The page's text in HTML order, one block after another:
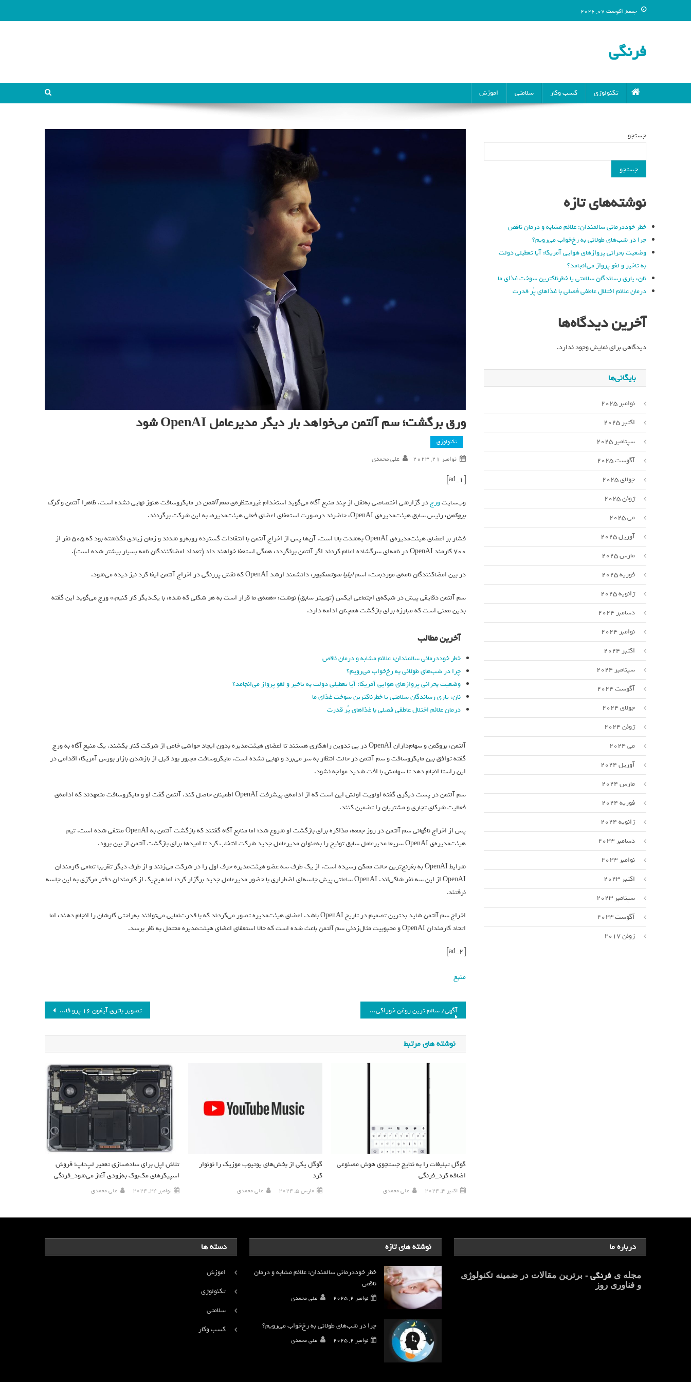
جمعه, آگوست 07, 2026
فرنگی
تکنولوژی کسب وکار سلامتی اموزش
ورق برگشت؛ سم آلتمن می‌خواهد بار دیگر مدیرعامل OpenAI شود
تکنولوژی
نوامبر 21, 2023 علی محمدی
[ad_1]
وب‌سایتورجدر گزارشی اختصاصی به‌نقل از چند منبع آگاه می‌گوید استخدام غیرمنتظره‌یسم آلتمندر مایکروسافت هنوز نهایی نشده است. ظاهرا آلتمن وگرگ
بروکمن، رئیس سابق هیئت‌مدیره‌ی OpenAI، حاضرند درصورت استعفای اعضای فعلی هیئت‌مدیره، به این شرکت برگردند.
فشار بر اعضای هیئت‌مدیره‌ی OpenAI به‌شدت بالا است. آن‌ها پس از اخراج آلتمن با انتقادات گسترده روبه‌رو شدند و زمان زیادی نگذشته بود که ۵۰۵ نفر از
۷۰۰ کارمند OpenAI در نامه‌ای سرگشاده اعلام کردند اگر آلتمن برنگردد، همگی استعفا خواهند داد (تعداد امضاکنندگان نامه بسیار بیشتر شده است).
در بین امضاکنندگان نامه‌ی موردبحث، اسمایلیا سوتسکیور، دانشمند ارشد OpenAI که نقش پررنگی در اخراج آلتمن ایفا کرد نیز دیده می‌شود.
سم آلتمن دقایقی پیش در شبکه‌ی اجتماعی ایکس (توییتر سابق) نوشت: «همه‌ی ما قرار است به هر شکلی که شده، با یک‌دیگر کار کنیم.» ورج می‌گوید این گفته
بدین معنی است که مبارزه برای بازگشت همچنان ادامه دارد.
آخرین مطالب
خطر خوددرمانی سالمندان: علائم مشابه و درمان ناقص
چرا در شب‌های طولانی به رخ‌خواب می‌رویم؟
وضعیت بحرانی پروازهای هوایی آمریکا: آیا تعطیلی دولت به تاخیر و لغو پرواز می‌انجامد؟
نان، یاری رساندگان سلامتی یا خطرناکترین سوخت غذای ما
درمان علائم اختلال عاطفی فصلی با غذاهای پُر قدرت
آلتمن، بروکمن و سهام‌داران OpenAI در پی تدوین راهکاری هستند تا اعضای هیئت‌مدیره بدون ایجاد حواشی خاص از شرکت کنار بکشند. یک منبع آگاه به ورج
گفته توافق بین مایکروسافت و سم آلتمن در حالت انتظار به سر می‌برد و نهایی نشده است. مایکروسافت مجبور بود قبل از بازشدن بازار بورس آمریکا، اقدامی در
این راستا انجام دهد تا سهامش با افت شدید مواجه نشود.
سم آلتمن در پست دیگری گفته اولویت اولش این است که از ادامه‌ی پیشرفت OpenAI اطمینان حاصل کند. آلتمن گفت او و مایکروسافت متعهدند که ادامه‌ی
فعالیت شرکای تجاری و مشتریان را تضمین کنند.
پس از اخراج ناگهانی سم آلتمن در روز جمعه، مذاکره برای بازگشت او شروع شد؛ اما منابع آگاه گفتند که بازگشت آلتمن به OpenAI منتفی شده است. تیم
هیئت‌مدیره‌ی OpenAI سریعا مدیرعامل سابق توئیچ را به‌عنوان مدیرعامل جدید شرکت انتخاب کرد تا امیدها برای بازگشت آلتمن از بین برود.
شرایط OpenAI به بغرنج‌ترین حالت ممکن رسیده است. از یک طرف سه عضو هیئت‌مدیره حرف اول را در شرکت می‌زنند و از طرف دیگر تقریبا تمامی کارمندان
OpenAI از این سه نفر شاکی‌اند. OpenAI ساعاتی پیش جلسه‌ای اضطراری با حضور مدیرعامل جدید برگزار کرد؛ اما هیچ‌یک از کارمندان دفتر مرکزی به این جلسه
نرفتند.
اخراج سم آلتمن شاید بدترین تصمیم در تاریخ OpenAI باشد. اعضای هیئت‌مدیره تصور می‌کردند که با قدرت‌نمایی می‌توانند به‌راحتی کارشان را انجام دهند، اما
اتحاد کارمندان OpenAI و محبوبیت مثال‌زدنی سم آلتمن باعث شده است که حالا استعفای اعضای هیئت‌مدیره محتمل به نظر برسد.
[ad_2]
منبع
تصویر باتری آیفون 16 پرو فاش شد؛ بزرگ‌تر از نسل قبل با هیت‌‌سینک گرافنی آگهی/ سالم ترین روغن خوراکی در ایران را بشناسید
نوشته های مرتبط
تلاش اپل برای ساده‌سازی تعمیر لپ‌تاپ؛ فروش
اسپیکرهای مک‌بوک به‌زودی آغاز می‌شود_فرنگی
نوامبر 24, 2024 علی محمدی
گوگل یکی از بخش‌های یوتیوب موزیک را نونوار
کرد
مارس 5, 2024 علی محمدی
گوگل تبلیغات را به نتایج جستجوی هوش مصنوعی
اضافه کرد_فرنگی
اکتبر 3, 2024 علی محمدی
جستجو
جستجو
نوشته‌های تازه
خطر خوددرمانی سالمندان: علائم مشابه و درمان ناقص
چرا در شب‌های طولانی به رخ‌خواب می‌رویم؟
وضعیت بحرانی پروازهای هوایی آمریکا: آیا تعطیلی دولت
به تاخیر و لغو پرواز می‌انجامد؟
نان، یاری رساندگان سلامتی یا خطرناکترین سوخت غذای ما
درمان علائم اختلال عاطفی فصلی با غذاهای پُر قدرت
آخرین دیدگاه‌ها
دیدگاهی برای نمایش وجود ندارد.
بایگانی‌ها
نوامبر 2025
اکتبر 2025
سپتامبر 2025
آگوست 2025
جولای 2025
ژوئن 2025
می 2025
آوریل 2025
مارس 2025
فوریه 2025
ژانویه 2025
دسامبر 2024
نوامبر 2024
اکتبر 2024
سپتامبر 2024
آگوست 2024
جولای 2024
ژوئن 2024
می 2024
آوریل 2024
مارس 2024
فوریه 2024
ژانویه 2024
دسامبر 2023
نوامبر 2023
اکتبر 2023
سپتامبر 2023
آگوست 2023
ژوئن 2017
دسته ها
اموزش
تکنولوژی
سلامتی
کسب وکار
نوشته های تازه
خطر خوددرمانی سالمندان: علائم مشابه و درمان
ناقص
نوامبر 2, 2025 علی محمدی
چرا در شب‌های طولانی به رخ‌خواب می‌رویم؟
نوامبر 2, 2025 علی محمدی
درباره ما
مجله یفرنگی - برترین مقالات در ضمینه تکنولوژی
و فناوری روز